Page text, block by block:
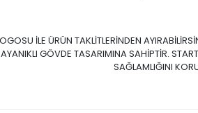
İLE ÜRÜN TAKLİTLERİNDEN
GÖVDE TASARIMINA SAHİPTİR.
SAĞLAMLIĞINI